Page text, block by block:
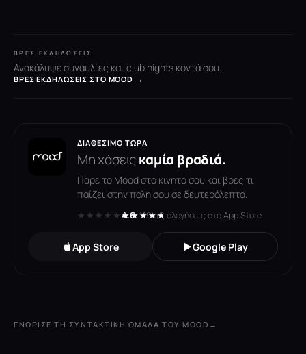
ΒΡΕΣ ΕΚΔΗΛΏΣΕΙΣ
Ανακάλυψε συναυλίες και club nights κοντά σου.
ΒΡΕΣ ΕΚΔΗΛΏΣΕΙΣ ΣΤΟ MOOD →
ΔΙΑΘΈΣΙΜΟ ΤΏΡΑ
Μη χάσειςκαμία βραδιά.
Πάρε το Mood στο κινητό σου και βρες τι
παίζει στην πόλη σου σε δευτερόλεπτα.
★★★★★★★★★★
4.6· 119 αξιολογήσεις στο App Store
App Store Google Play
ΓΝΏΡΙΣΕ ΤΗ ΣΥΝΤΑΚΤΙΚΉ ΟΜΆΔΑ ΤΟΥ MOOD →